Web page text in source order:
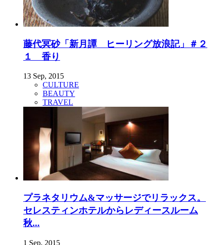
藤代冥砂「新月譚 ヒーリング放浪記」＃２
１ 香り
13 Sep, 2015
CULTURE
BEAUTY
TRAVEL
プラネタリウム&マッサージでリラックス。
セレスティンホテルからレディースルーム
秋...
1 Sep, 2015